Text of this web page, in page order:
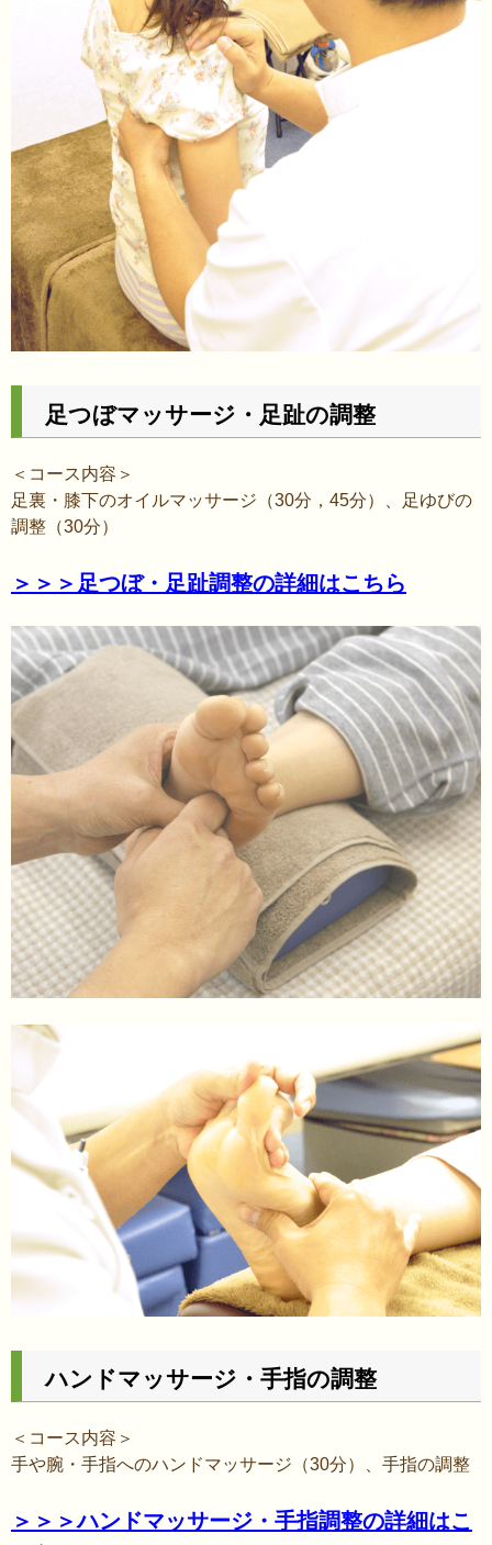
足つぼマッサージ・足趾の調整
＜コース内容＞
足裏・膝下のオイルマッサージ（30分，45分）、足ゆびの
調整（30分）
＞＞＞足つぼ・足趾調整の詳細はこちら
ハンドマッサージ・手指の調整
＜コース内容＞
手や腕・手指へのハンドマッサージ（30分）、手指の調整
＞＞＞ハンドマッサージ・手指調整の詳細はこ